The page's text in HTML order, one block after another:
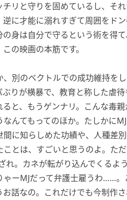
リと守りを固めているし、そ
に才能に溺れすぎて周囲をド
身は自分で守るという術を得
の映画の本筋です。
別のベクトルでの成功維持を
ぶりが横暴で、教育と称した虐
ると、もうゲンナリ。こんな毒
んてもってのほか。たしかに
間に知らしめた功績や、人種差
とは、すごいと思うのよ。た
れ。カネが転がり込んでくるよ
ゃーMJだって弁護士雇うわ……
話なの。これだけでも今制作さ